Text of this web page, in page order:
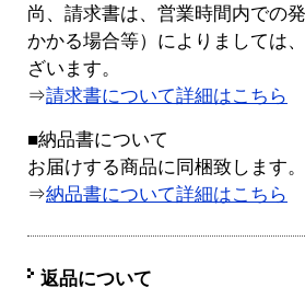
尚、請求書は、営業時間内での
かかる場合等）によりましては
ざいます。
⇒請求書について詳細はこちら
■納品書について
お届けする商品に同梱致します。
⇒納品書について詳細はこちら
返品について